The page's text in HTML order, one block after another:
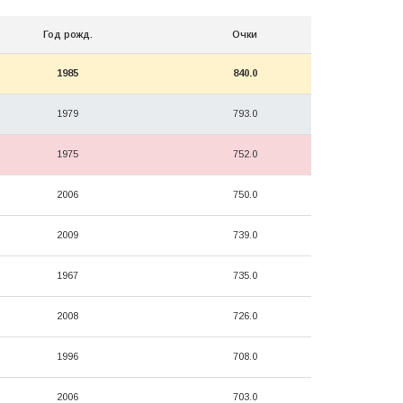
Год рожд. Очки
1985 840.0
1979 793.0
1975 752.0
2006 750.0
2009 739.0
1967 735.0
2008 726.0
1996 708.0
2006 703.0